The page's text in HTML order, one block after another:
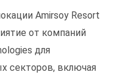
Amirsoy Resort
от компаний
для
секторов, включая